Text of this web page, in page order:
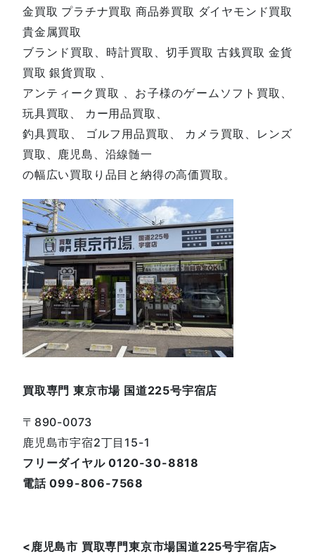
金買取 プラチナ買取 商品券買取 ダイヤモンド買取
貴金属買取
ブランド買取、時計買取、切手買取 古銭買取 金貨
買取 銀貨買取 、
アンティーク買取 、お子様のゲームソフト買取、
玩具買取、 カー用品買取、
釣具買取、 ゴルフ用品買取、 カメラ買取、レンズ
買取、鹿児島、沿線髄一
の幅広い買取り品目と納得の高価買取。
買取専門 東京市場 国道225号宇宿店
〒890-0073
鹿児島市宇宿2丁目15-1
フリーダイヤル 0120-30-8818
電話 099-806-7568
<鹿児島市 買取専門東京市場国道225号宇宿店>